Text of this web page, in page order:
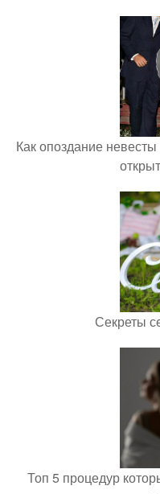
Как опоздание
Секреты
Топ 5 процедур